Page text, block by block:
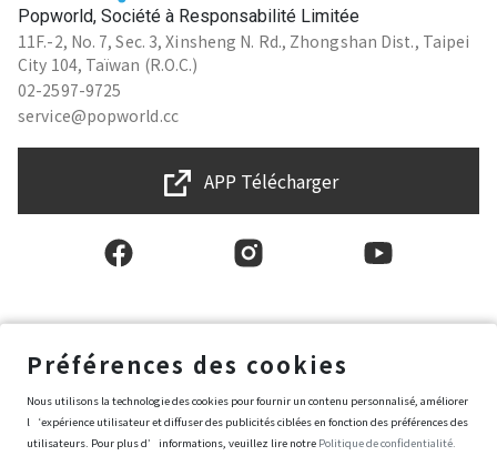
Popworld, Société à Responsabilité Limitée
11F.-2, No. 7, Sec. 3, Xinsheng N. Rd., Zhongshan Dist., Taipei
City 104, Taïwan (R.O.C.)
02-2597-9725
service@popworld.cc
APP Télécharger
Conditions générales d'utilisation
Politique de protection des données et de la vie privée
Français
Préférences des cookies
Nous utilisons la technologie des cookies pour fournir un contenu personnalisé, améliorer
l‘expérience utilisateur et diffuser des publicités ciblées en fonction des préférences des
utilisateurs. Pour plus d’informations, veuillez lire notre Politique de confidentialité.